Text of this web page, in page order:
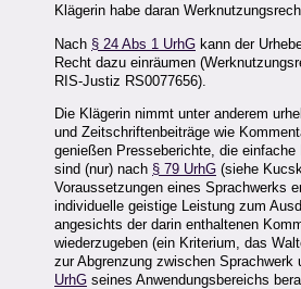
Klägerin habe daran
Nach § 24 Abs 1 UrhG kann der
Recht dazu einräumen
RIS-Justiz RS0077656).
Die Klägerin nimmt unter anderem
und Zeitschriftenbeiträge wie
genießen Presseberichte, die
sind (nur) nach § 79 UrhG (siehe
Voraussetzungen eines Sprachwerks
individuelle geistige Leistung zum
angesichts der darin enthaltenen
wiederzugeben (ein Kriterium, das
zur Abgrenzung zwischen
UrhG seines Anwendungsbereichs